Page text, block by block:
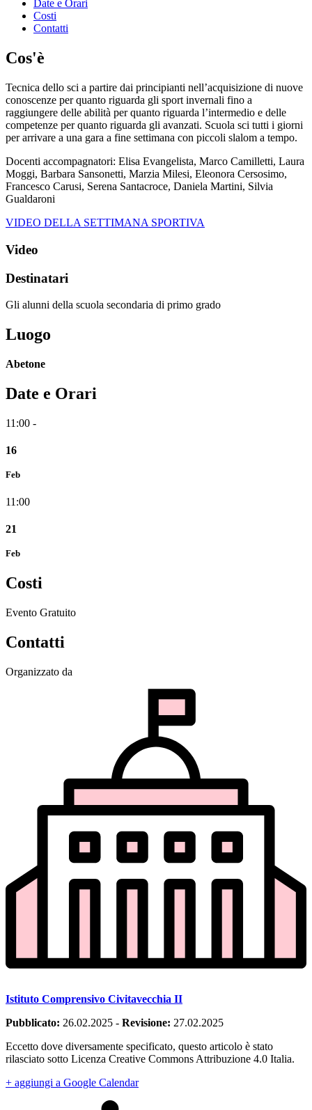
Date e Orari
Costi
Contatti
Cos'è
Tecnica dello sci a partire dai principianti nell’acquisizione di nuove
conoscenze per quanto riguarda gli sport invernali fino a
raggiungere delle abilità per quanto riguarda l’intermedio e delle
competenze per quanto riguarda gli avanzati. Scuola sci tutti i giorni
per arrivare a una gara a fine settimana con piccoli slalom a tempo.
Docenti accompagnatori: Elisa Evangelista, Marco Camilletti, Laura
Moggi, Barbara Sansonetti, Marzia Milesi, Eleonora Cersosimo,
Francesco Carusi, Serena Santacroce, Daniela Martini, Silvia
Gualdaroni
VIDEO DELLA SETTIMANA SPORTIVA
Video
Destinatari
Gli alunni della scuola secondaria di primo grado
Luogo
Abetone
Date e Orari
11:00 -
16
Feb
11:00
21
Feb
Costi
Evento Gratuito
Contatti
Organizzato da
Istituto Comprensivo Civitavecchia II
Pubblicato: 26.02.2025 - Revisione: 27.02.2025
Eccetto dove diversamente specificato, questo articolo è stato
rilasciato sotto Licenza Creative Commons Attribuzione 4.0 Italia.
+ aggiungi a Google Calendar